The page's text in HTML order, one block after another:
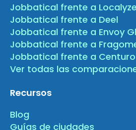
Jobbatical frente a Localyze
Jobbatical frente a Deel
Jobbatical frente a Envoy
Jobbatical frente a
Jobbatical frente a
Ver todas las
Recursos
Blog
Guías de ciudades